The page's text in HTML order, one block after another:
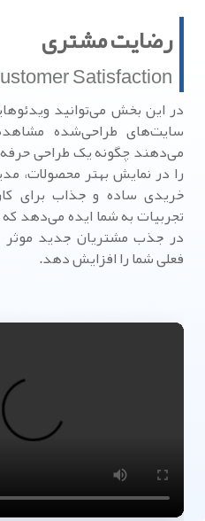
رضایت مشتری
Satisfaction
در این بخش می‌توانید
سایت‌های طراحی‌شده
می‌دهند چگونه یک طراحی
را در نمایش بهتر محصولات،
خریدی ساده و جذاب برای
تجربیات به شما ایده می‌دهد
در جذب مشتریان جدید
فعلی شما را افزایش دهد.